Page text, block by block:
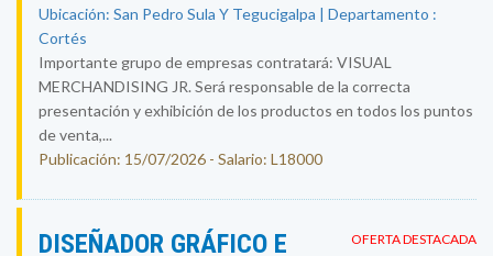
Ubicación: San Pedro Sula Y Tegucigalpa | Departamento :
Cortés
Importante grupo de empresas contratará: VISUAL
MERCHANDISING JR. Será responsable de la correcta
presentación y exhibición de los productos en todos los puntos
de venta,...
Publicación: 15/07/2026 - Salario: L18000
OFERTA DESTACADA
DISEÑADOR GRÁFICO E